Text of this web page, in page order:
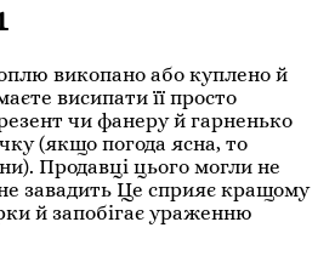
викопано або куплено й
висипати її просто
чи фанеру й гарненько
(якщо погода ясна, то
Продавці цього могли не
завадить Це сприяє кращому
й запобігає ураженню